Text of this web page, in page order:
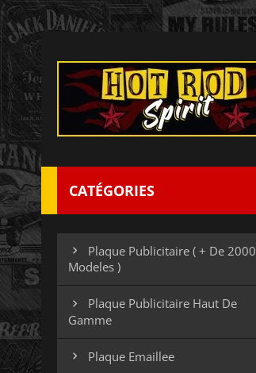
CATÉGORIES

Plaque Publicitaire ( + De 2000
Modeles )

Plaque Publicitaire Haut De
Gamme
 Plaque Emaillee